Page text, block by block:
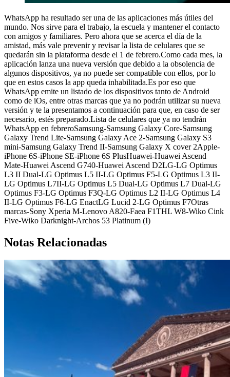
WhatsApp ha resultado ser una de las aplicaciones más útiles del
mundo. Nos sirve para el trabajo, la escuela y mantener el contacto
con amigos y familiares. Pero ahora que se acerca el día de la
amistad, más vale prevenir y revisar la lista de celulares que se
quedarán sin la plataforma desde el 1 de febrero.Como cada mes, la
aplicación lanza una nueva versión que debido a la obsolencia de
algunos dispositivos, ya no puede ser compatible con ellos, por lo
que en estos casos la app queda inhabilitada.Es por eso que
WhatsApp emite un listado de los dispositivos tanto de Android
como de iOs, entre otras marcas que ya no podrán utilizar su nueva
versión y te la presentamos a continuación para que, en caso de ser
necesario, estés preparado.Lista de celulares que ya no tendrán
WhatsApp en febreroSamsung-Samsung Galaxy Core-Samsung
Galaxy Trend Lite-Samsung Galaxy Ace 2-Samsung Galaxy S3
mini-Samsung Galaxy Trend II-Samsung Galaxy X cover 2Apple-
iPhone 6S-iPhone SE-iPhone 6S PlusHuawei-Huawei Ascend
Mate-Huawei Ascend G740-Huawei Ascend D2LG-LG Optimus
L3 II Dual-LG Optimus L5 II-LG Optimus F5-LG Optimus L3 II-
LG Optimus L7II-LG Optimus L5 Dual-LG Optimus L7 Dual-LG
Optimus F3-LG Optimus F3Q-LG Optimus L2 II-LG Optimus L4
II-LG Optimus F6-LG EnactLG Lucid 2-LG Optimus F7Otras
marcas-Sony Xperia M-Lenovo A820-Faea F1THL W8-Wiko Cink
Five-Wiko Darknight-Archos 53 Platinum (I)
Notas Relacionadas